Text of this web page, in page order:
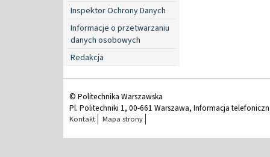
Inspektor Ochrony Danych
Informacje o przetwarzaniu
danych osobowych
Redakcja
© Politechnika Warszawska
Pl. Politechniki 1, 00-661 Warszawa, Informacja
Kontakt Mapa strony